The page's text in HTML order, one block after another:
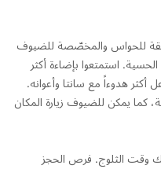
للحواس والمخصّصة للضيوف
استمتعوا بإضاءة أكثر
هدوءاً مع سانتا وأعوانه.
كما يمكن للضيوف زيارة المكان
وقت الثلوج. فرص الحجز